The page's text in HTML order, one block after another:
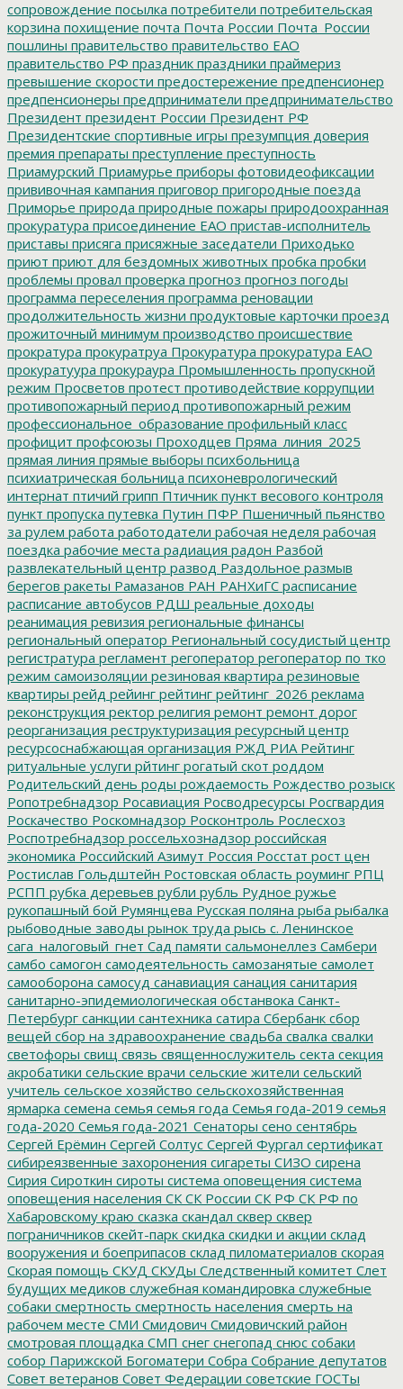
сопровождение посылка потребители потребительская
корзина похищение почта Почта России Почта_России
пошлины правительство правительство ЕАО
правительство РФ праздник праздники праймериз
превышение скорости предостережение предпенсионер
предпенсионеры предприниматели предпринимательство
Президент президент России Президент РФ
Президентские спортивные игры презумпция доверия
премия препараты преступление преступность
Приамурский Приамурье приборы фотовидеофиксации
прививочная кампания приговор пригородные поезда
Приморье природа природные пожары природоохранная
прокуратура присоединение ЕАО пристав-исполнитель
приставы присяга присяжные заседатели Приходько
приют приют для бездомных животных пробка пробки
проблемы провал проверка прогноз прогноз погоды
программа переселения программа реновации
продолжительность жизни продуктовые карточки проезд
прожиточный минимум производство происшествие
прократура прокуратруа Прокуратура прокуратура ЕАО
прокуратуура прокураура Промышленность пропускной
режим Просветов протест противодействие коррупции
противопожарный период противопожарный режим
профессиональное_образование профильный класс
профицит профсоюзы Проходцев Пряма_линия_2025
прямая линия прямые выборы психбольница
психиатрическая больница психоневрологический
интернат птичий грипп Птичник пункт весового контроля
пункт пропуска путевка Путин ПФР Пшеничный пьянство
за рулем работа работодатели рабочая неделя рабочая
поездка рабочие места радиация радон Разбой
развлекательный центр развод Раздольное размыв
берегов ракеты Рамазанов РАН РАНХиГС расписание
расписание автобусов РДШ реальные доходы
реанимация ревизия региональные финансы
региональный оператор Региональный сосудистый центр
регистратура регламент регоператор регоператор по тко
режим самоизоляции резиновая квартира резиновые
квартиры рейд рейинг рейтинг рейтинг_2026 реклама
реконструкция ректор религия ремонт ремонт дорог
реорганизация реструктуризация ресурсный центр
ресурсоснабжающая организация РЖД РИА Рейтинг
ритуальные услуги рйтинг рогатый скот роддом
Родительский день роды рождаемость Рождество розыск
Ропотребнадзор Росавиация Росводресурсы Росгвардия
Роскачество Роскомнадзор Росконтроль Рослесхоз
Роспотребнадзор россельхознадзор российская
экономика Российский Азимут Россия Росстат рост цен
Ростислав Гольдштейн Ростовская область роуминг РПЦ
РСПП рубка деревьев рубли рубль Рудное ружье
рукопашный бой Румянцева Русская поляна рыба рыбалка
рыбоводные заводы рынок труда рысь с. Ленинское
сага_налоговый_гнет Сад памяти сальмонеллез Самбери
самбо самогон самодеятельность самозанятые самолет
самооборона самосуд санавиация санация санитария
санитарно-эпидемиологическая обстанвока Санкт-
Петербург санкции сантехника сатира Сбербанк сбор
вещей сбор на здравоохранение свадьба свалка свалки
светофоры свищ связь священнослужитель секта секция
акробатики сельские врачи сельские жители сельский
учитель сельское хозяйство сельскохозяйственная
ярмарка семена семья семья года Семья года-2019 семья
года-2020 Семья года-2021 Сенаторы сено сентябрь
Сергей Ерёмин Сергей Солтус Сергей Фургал сертификат
сибиреязвенные захоронения сигареты СИЗО сирена
Сирия Сироткин сироты система оповещения система
оповещения населения СК СК России СК РФ СК РФ по
Хабаровскому краю сказка скандал сквер сквер
пограничников скейт-парк скидка скидки и акции склад
вооружения и боеприпасов склад пиломатериалов скорая
Скорая помощь СКУД СКУДы Следственный комитет Слет
будущих медиков служебная командировка служебные
собаки смертность смертность населения смерть на
рабочем месте СМИ Смидович Смидовичский район
смотровая площадка СМП снег снегопад снюс собаки
собор Парижской Богоматери Собра Собрание депутатов
Совет ветеранов Совет Федерации советские ГОСТы